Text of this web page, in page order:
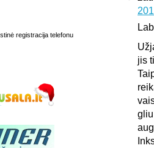
registracija telefonu
jis